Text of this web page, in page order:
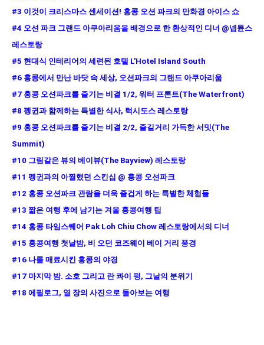
#3 이것이 크리스마스 센세이션! 홍콩 오션 파크의 만화경 아이스 쇼
#4 오션 파크 그랜드 아쿠아리움을 배경으로 한 환상적인 디너 @넵튠스
레스토랑
#5 현대식 인테리어의 세련된 호텔 L'Hotel Island South
#6 홍콩에서 만난 바닷 속 세상, 오션파크의 그랜드 아쿠아리움
#7 홍콩 오션파크를 즐기는 비결 1/2, 워터 프론트(The Waterfront)
#8 펭귄과 함께하는 특별한 식사, 턱시도스 레스토랑
#9 홍콩 오션파크를 즐기는 비결 2/2, 즐길거리 가득한 서밋(The
Summit)
#10 그림같은 뷰의 베이뷰(The Bayview) 레스토랑
#11 펭귄과의 아찔했던 스킨십 @ 홍콩 오션파크
#12 홍콩 오션파크 관람을 더욱 즐겁게 하는 특별한 체험들
#13 짧은 여행 후에 남기는 겨울 홍콩여행 팁
#14 홍콩 타임스퀘어 Pak Loh Chiu Chow 레스토랑에서의 디너
#15 홍콩여행 첫날밤, 비 오던 코즈웨이 베이 거리 풍경
#16 나를 매료시킨 홍콩의 야경
#17 마지막 밤. 소호 그리고 란 콰이 펑, 그날의 분위기
#18 에필로그, 열 장의 사진으로 돌아보는 여행